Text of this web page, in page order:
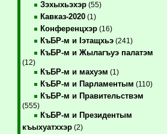
Зэхыхьэхэр(55)
Кавказ-2020(1)
Конференцхэр(16)
КъБР-м и Iэтащхьэ(241)
КъБР-м и Жылагъуэ палатэм
(12)
КъБР-м и махуэм (1)
КъБР-м и Парламентым (110)
КъБР-м и Правительствэм
(555)
КъБР-м и Президентым
къыхуатххэр(2)